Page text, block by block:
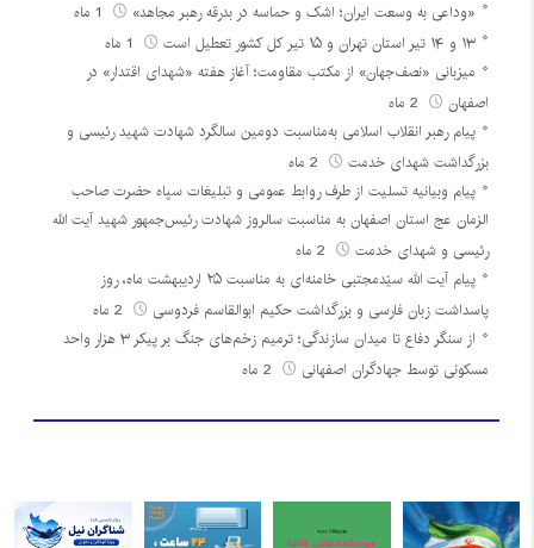
«وداعی به وسعت ایران؛ اشک و حماسه در بدرقه رهبر مجاهد»
۱۳ و ۱۴ تیر استان تهران و ۱۵ تیر کل کشور تعطیل است
میزبانی «نصف‌جهان» از مکتب مقاومت؛ آغاز هفته «شهدای اقتدار» در
اصفهان
پیام رهبر انقلاب اسلامی به‌مناسبت دومین سالگرد شهادت شهید رئیسی و
بزرگداشت شهدای خدمت
پیام وبیانیه تسلیت از طرف روابط عمومی و تبلیغات سپاه حضرت صاحب
الزمان عج استان اصفهان به مناسبت سالروز شهادت رئیس‌جمهور شهید آیت الله
رئیسی و شهدای خدمت
پیام آیت الله سیّدمجتبی خامنه‌ای به مناسبت ۲۵ اردیبهشت ماه، روز
پاسداشت زبان فارسی و بزرگداشت حکیم ابوالقاسم فردوسی
از سنگر دفاع تا میدان سازندگی؛ ترمیم زخم‌های جنگ بر پیکر ۳ هزار واحد
مسکونی توسط جهادگران اصفهانی